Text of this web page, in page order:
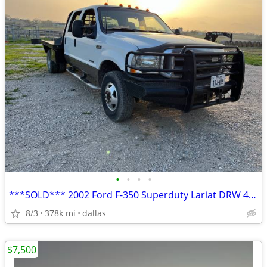
• • • •
***SOLD*** 2002 Ford F-350 Superduty Lariat DRW 4X4 Crewcab Flatbed
8/3 378k mi dallas
$7,500